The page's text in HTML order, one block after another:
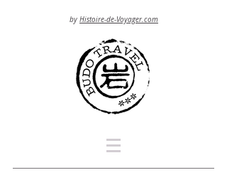
by Histoire-de-Voyager.com